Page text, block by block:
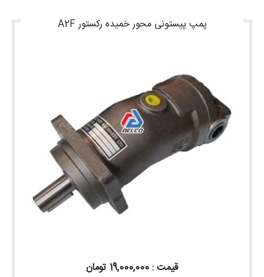
پمپ پیستونی محور خمیده رکستور A2F
قیمت : 19,000,000 تومان